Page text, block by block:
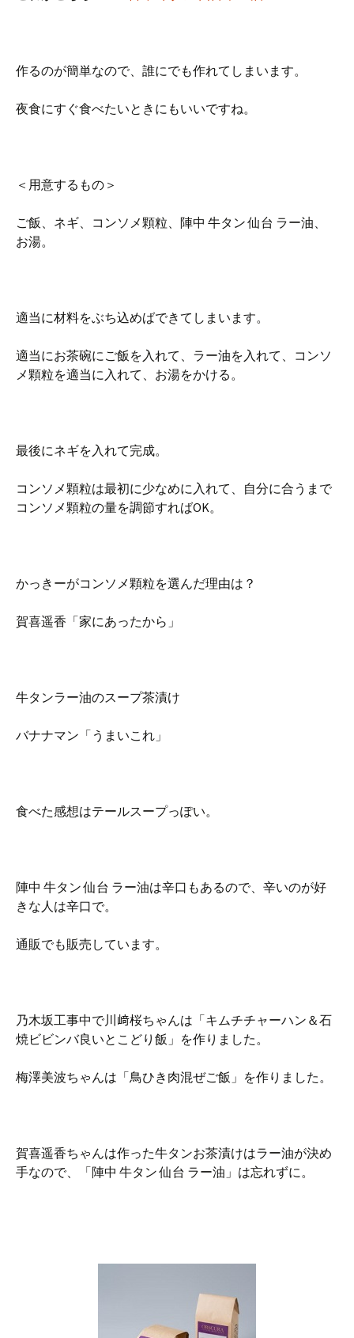
作るのが簡単なので、誰にでも作れてしまいます。
夜食にすぐ食べたいときにもいいですね。
＜用意するもの＞
ご飯、ネギ、コンソメ顆粒、陣中 牛タン 仙台 ラー油、
お湯。
適当に材料をぶち込めばできてしまいます。
適当にお茶碗にご飯を入れて、ラー油を入れて、コンソ
メ顆粒を適当に入れて、お湯をかける。
最後にネギを入れて完成。
コンソメ顆粒は最初に少なめに入れて、自分に合うまで
コンソメ顆粒の量を調節すればOK。
かっきーがコンソメ顆粒を選んだ理由は？
賀喜遥香「家にあったから」
牛タンラー油のスープ茶漬け
バナナマン「うまいこれ」
食べた感想はテールスープっぽい。
陣中 牛タン 仙台 ラー油は辛口もあるので、辛いのが好
きな人は辛口で。
通販でも販売しています。
乃木坂工事中で川﨑桜ちゃんは「キムチチャーハン＆石
焼ビビンバ良いとこどり飯」を作りました。
梅澤美波ちゃんは「鳥ひき肉混ぜご飯」を作りました。
賀喜遥香ちゃんは作った牛タンお茶漬けはラー油が決め
手なので、「陣中 牛タン 仙台 ラー油」は忘れずに。